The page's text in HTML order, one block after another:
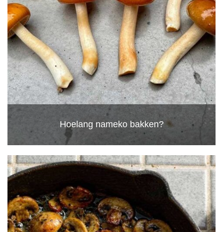
Hoelang nameko bakken?